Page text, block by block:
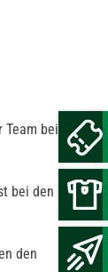
Team bei den
bei den
den